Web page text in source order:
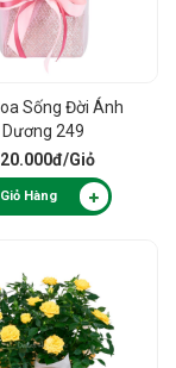
Sống Đời Ánh
Dương 249
/Giỏ
Giỏ Hàng